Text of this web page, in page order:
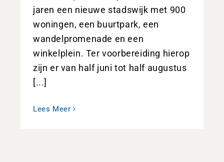
jaren een nieuwe stadswijk met 900
woningen, een buurtpark, een
wandelpromenade en een
winkelplein. Ter voorbereiding hierop
zijn er van half juni tot half augustus
[...]
Lees Meer